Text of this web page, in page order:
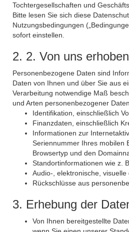
Tochter­gesellschaften und
Bitte lesen Sie sich diese
Nutzungsbedingungen
sofort einstellen.
2. 2. Von uns
Personenbezogene Daten sind
Daten von Ihnen und über Sie aus
Verarbeitung notwendige Maß
und Arten personenbezogener
Identifikation, einschließlich
Finanzdaten, einschließlich
Informationen zur
Seriennummer Ihres mobilen
Browsertyp und den
Standortinformationen wie z.
Audio-, elektronische,
Rückschlüsse aus
3. Erhebung der
Von Ihnen bereitgestellte